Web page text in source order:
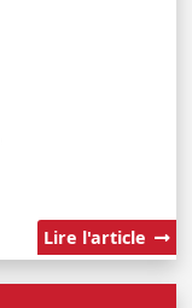
Lire l'article